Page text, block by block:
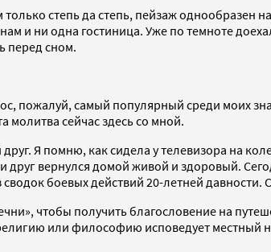
степь да степь, пейзаж однообразен
и ни одна гостиница. Уже по темноте
перед сном.
пожалуй, самый популярный среди моих
молитва сейчас здесь со мной.
Я помню, как сидела у телевизора на
вернулся домой живой и здоровый.
боевых действий 20-летней давности.
чтобы получить благословение на
или философию исповедует местный